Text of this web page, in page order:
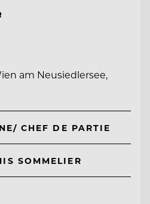
am Neusiedlersee,
CHEF DE PARTIE
SOMMELIER